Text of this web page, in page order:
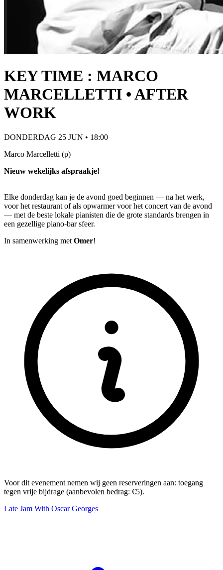
KEY TIME : MARCO
MARCELLETTI • AFTER
WORK
DONDERDAG 25 JUN • 18:00
Marco Marcelletti (p)
Nieuw wekelijks afspraakje!
Elke donderdag kan je de avond goed beginnen — na het werk,
voor het restaurant of als opwarmer voor het concert van de avond
— met de beste lokale pianisten die de grote standards brengen in
een gezellige piano-bar sfeer.
In samenwerking met Omer!
Voor dit evenement nemen wij geen reserveringen aan: toegang
tegen vrije bijdrage (aanbevolen bedrag: €5).
Late Jam With Oscar Georges